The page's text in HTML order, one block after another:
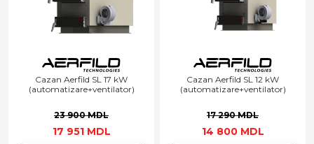
Cazan Aerfild SL 17 kW
(automatizare+ventilator)
23 900 MDL
17 951 MDL
Cazan Aerfild SL 12 kW
(automatizare+ventilator)
17 290 MDL
14 800 MDL